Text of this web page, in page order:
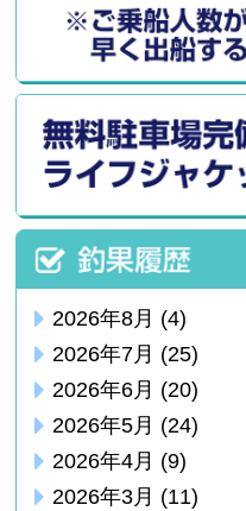
2026年8月 (4)
2026年7月 (25)
2026年6月 (20)
2026年5月 (24)
2026年4月 (9)
2026年3月 (11)